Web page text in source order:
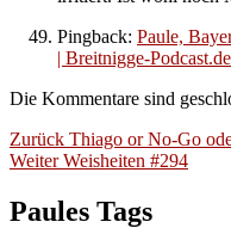
Pingback: Paule,
| Breitnigge-Podcast.de
Die Kommentare sind
Zurück Vorheriger
Beitrag:
Thiago or No-Go
Weiter Nächster
Weisheiten #294
Paules Tags